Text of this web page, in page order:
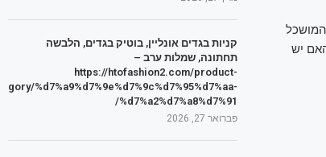
יש
קניות בגדים אונליין, בוטיק בגדים, הלבשה
תחתונה, שמלות ערב –
https://htofashion2.com/product-
%d7%a9%d7%9e%d7%9c%d7%95%d7%aa-
%d7%a2%d7%a8%d7%91/
פברואר 27, 2026